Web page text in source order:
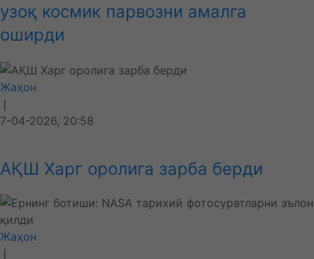
узоқ космик парвозни амалга
оширди
Жаҳон
❘
7-04-2026, 20:58
АҚШ Харг оролига зарба берди
Жаҳон
❘